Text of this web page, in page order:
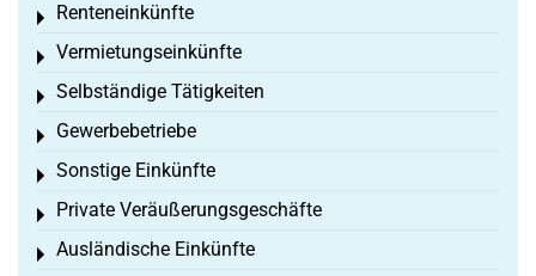
Renteneinkünfte
Toggle menu
Vermietungseinkünfte
Toggle menu
Selbständige Tätigkeiten
Toggle menu
Gewerbebetriebe
Toggle menu
Sonstige Einkünfte
Toggle menu
Private Veräußerungsgeschäfte
Toggle menu
Ausländische Einkünfte
Toggle menu